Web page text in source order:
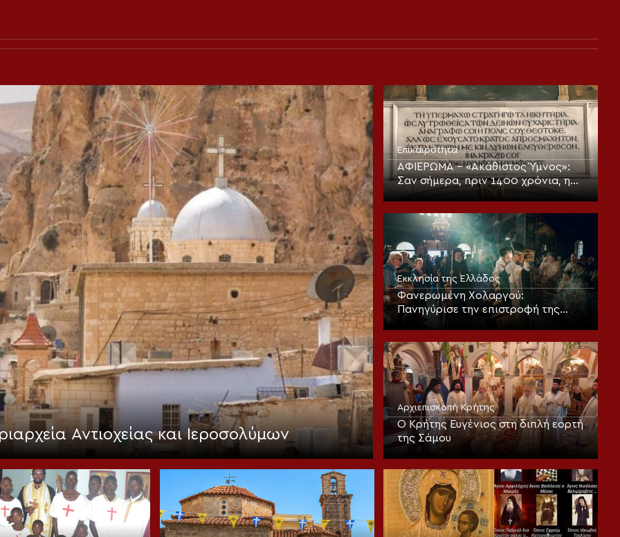
Αντιοχείας και Ιεροσολύμων
Επικαιρότητα
ΑΦΙΕΡΩΜΑ – «Ακάθιστος Ύμνος»:
Σαν σήμερα, πριν 1400 χρόνια, η
πρώτη ψαλμώδηση της
Εκκλησίας
Εκκλησία της Ελλάδος
Φανερωμένη Χολαργού:
Πανηγύρισε την επιστροφή της
παλαιάς ιεράς Λειψανοθήκης –
Επισκόπου Χριστουπόλεως
Αρχιεπισκοπή Κρήτης
Ο Κρήτης Ευγένιος στη διπλή εορτή
της Σάμου